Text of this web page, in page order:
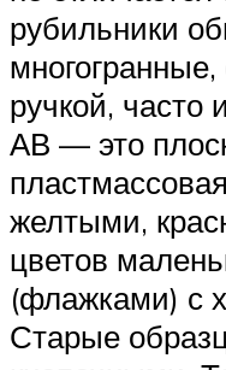
рубильники
ручкой, часто
АВ — это
желтыми,
цветов
(флажками) с
Старые